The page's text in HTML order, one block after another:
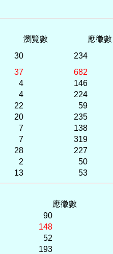
瀏覽數 應徵數
30 234
37 682
4 146
4 224
22 59
20 235
7 138
7 319
28 227
2 50
13 53
應徵數
90
148
52
193